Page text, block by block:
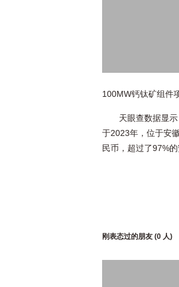
100MW钙钛矿组件
天眼查数据显
于2023年，位于安
民币，超过了97%的
刚表态过的朋友 (0 人)